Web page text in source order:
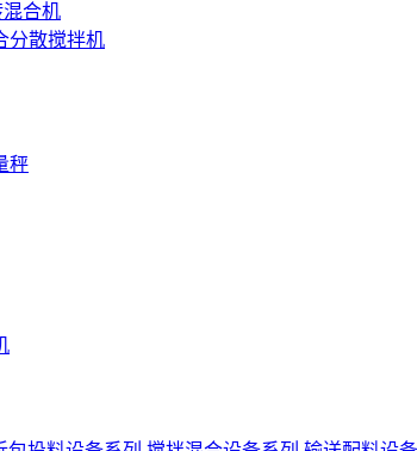
合机
分散搅拌机
秤